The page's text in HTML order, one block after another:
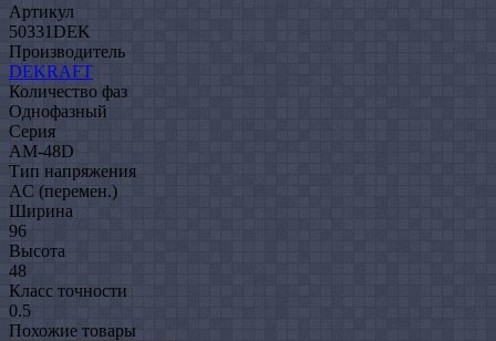
Артикул
50331DEK
Производитель
DEKRAFT
Количество фаз
Однофазный
Серия
AM-48D
Тип напряжения
AC (перемен.)
Ширина
96
Высота
48
Класс точности
0.5
Похожие товары